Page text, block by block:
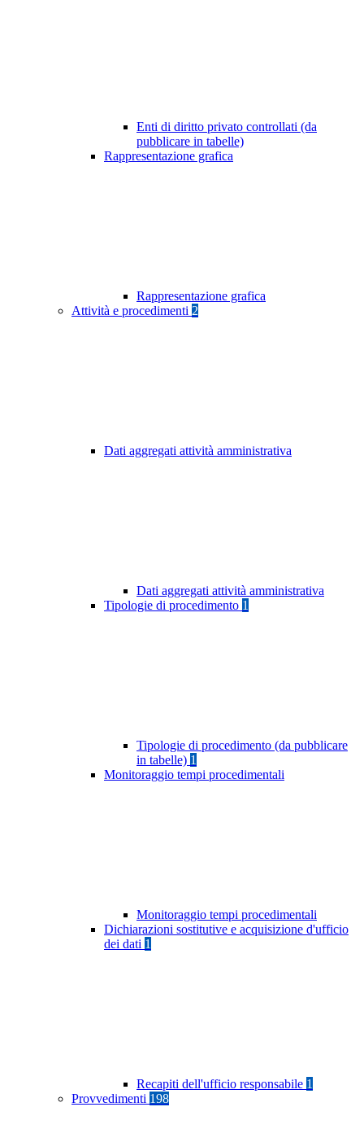
Enti di diritto privato controllati (da
pubblicare in tabelle)
Rappresentazione grafica
Rappresentazione grafica
Attività e procedimenti 2
Dati aggregati attività amministrativa
Dati aggregati attività amministrativa
Tipologie di procedimento 1
Tipologie di procedimento (da pubblicare
in tabelle) 1
Monitoraggio tempi procedimentali
Monitoraggio tempi procedimentali
Dichiarazioni sostitutive e acquisizione d'ufficio
dei dati 1
Recapiti dell'ufficio responsabile 1
Provvedimenti 198